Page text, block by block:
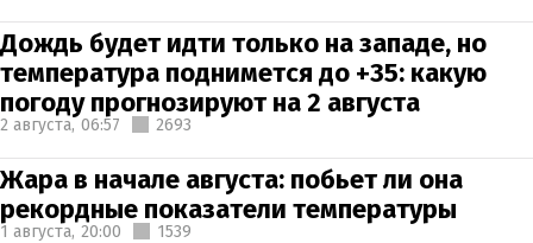
Дождь будет идти только на западе, но
температура поднимется до +35: какую
погоду прогнозируют на 2 августа
2 августа, 06:57 2693
Жара в начале августа: побьет ли она
рекордные показатели температуры
1 августа, 20:00 1539